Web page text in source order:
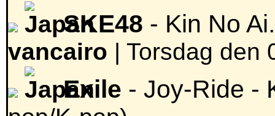
SKE48 - Kin No
vancairo | Torsdag den
Exile - Joy-Ride -